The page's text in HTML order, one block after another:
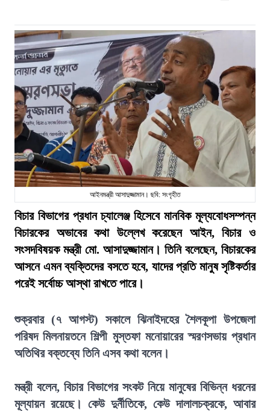
আইনমন্ত্রী আসাদুজ্জামান। ছবি: সংগৃহীত
বিচার বিভাগের প্রধান চ্যালেঞ্জ হিসেবে মানবিক মূল্যবোধসম্পন্ন
বিচারকের অভাবের কথা উল্লেখ করেছেন আইন, বিচার ও
সংসদবিষয়ক মন্ত্রী মো. আসাদুজ্জামান। তিনি বলেছেন, বিচারকের
আসনে এমন ব্যক্তিদের বসতে হবে, যাদের প্রতি মানুষ সৃষ্টিকর্তার
পরেই সর্বোচ্চ আস্থা রাখতে পারে।
শুক্রবার (৭ আগস্ট) সকালে ঝিনাইদহের শৈলকূপা উপজেলা
পরিষদ মিলনায়তনে শিল্পী মুস্তফা মনোয়ারের স্মরণসভায় প্রধান
অতিথির বক্তব্যে তিনি এসব কথা বলেন।
মন্ত্রী বলেন, বিচার বিভাগের সংকট নিয়ে মানুষের বিভিন্ন ধরনের
মূল্যায়ন রয়েছে। কেউ দুর্নীতিকে, কেউ দালালচক্রকে, আবার